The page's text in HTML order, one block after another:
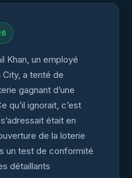
Khan, un employé
City, a tenté de
gagnant d’une
qu’il ignorait, c’est
était en
de la loterie
un test de conformité
détaillants